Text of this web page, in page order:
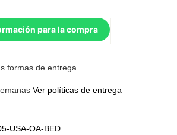
para la compra
formas de entrega
Ver políticas de entrega
USA-OA-BED